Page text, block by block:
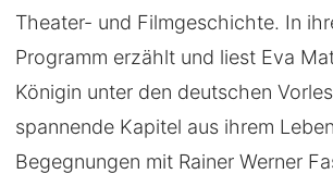
Theater- und Filmgeschichte. In
Programm erzählt und liest Eva
Königin unter den deutschen
spannende Kapitel aus ihrem
Begegnungen mit Rainer Werner